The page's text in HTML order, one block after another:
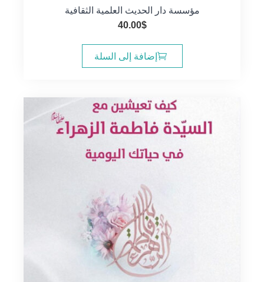
مؤسسة دار الحديث العلمية الثقافية
40.00$
إضافة إلى السلة